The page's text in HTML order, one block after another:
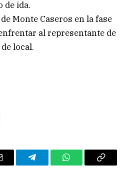
de ida.
Monte Caseros en la fase
al representante de
local.
TelegramWhatsAppCopy